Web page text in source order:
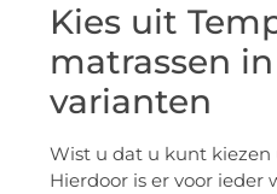
Kies uit
matrassen
varianten
Wist u dat u kunt kiezen
Hierdoor is er voor ieder